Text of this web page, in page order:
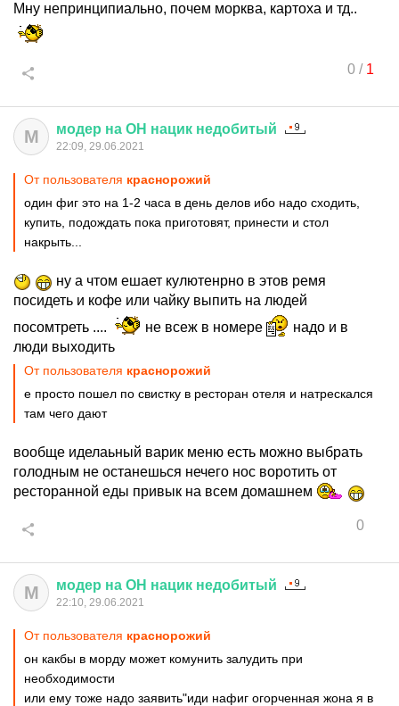
Мну непринципиально, почем морква, картоха и тд..
0/ 1
М модер на ОН нацик недобитый
22:09, 29.06.2021
От пользователя краснорожий
один фиг это на 1-2 часа в день делов ибо надо сходить,
купить, подождать пока приготовят, принести и стол
накрыть...
ну а чтом ешает кулютенрно в этов ремя
посидеть и кофе или чайку выпить на людей
посомтреть ....
не всеж в номере
надо и в
люди выходить
От пользователя краснорожий
е просто пошел по свистку в ресторан отеля и натрескался
там чего дают
вообще иделаьный варик меню есть можно выбрать
голодным не останешься нечего нос воротить от
ресторанной еды привык на всем домашнем
0
М модер на ОН нацик недобитый
22:10, 29.06.2021
От пользователя краснорожий
он какбы в морду может комунить залудить при
необходимости
или ему тоже надо заявить"иди нафиг огорченная жона я в